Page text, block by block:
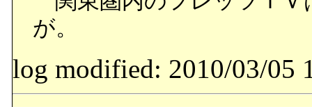
が。
log modified: 2010/03/05